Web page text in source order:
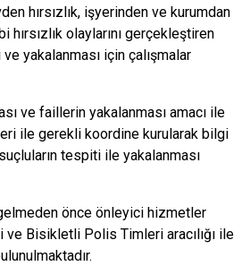
hırsızlık, işyerinden ve kurumdan
hırsızlık olaylarını gerçekleştiren
yakalanması için çalışmalar
ve faillerin yakalanması amacı ile
ile gerekli koordine kurularak bilgi
tespiti ile yakalanması
önce önleyici hizmetler
Bisikletli Polis Timleri aracılığı ile